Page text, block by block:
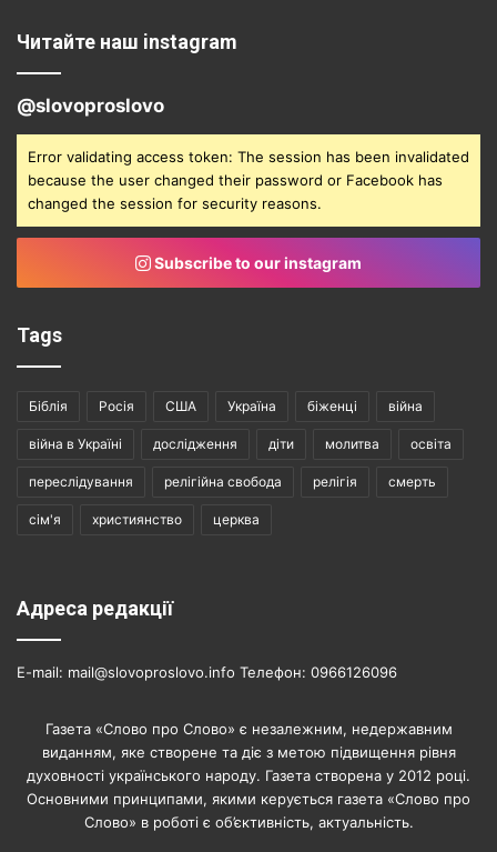
Читайте наш instagram
@slovoproslovo
Error validating access token: The session has been invalidated
because the user changed their password or Facebook has
changed the session for security reasons.
Subscribe to our instagram
Tags
Біблія Росія США Україна біженці війна
війна в Україні дослідження діти молитва освіта
переслідування релігійна свобода релігія смерть
сім'я християнство церква
Адреса редакції
E-mail: mail@slovoproslovo.info Телефон: 0966126096
Газета «Слово про Слово» є незалежним, недержавним
виданням, яке створене та діє з метою підвищення рівня
духовності українського народу. Газета створена у 2012 році.
Основними принципами, якими керується газета «Слово про
Слово» в роботі є об’єктивність, актуальність.